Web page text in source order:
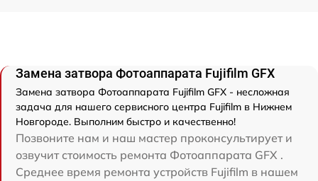
Замена затвора Фотоаппарата Fujifilm GFX
Замена затвора Фотоаппарата Fujifilm GFX - несложная
задача для нашего сервисного центра Fujifilm в Нижнем
Новгороде. Выполним быстро и качественно!
Позвоните нам и наш мастер проконсультирует и
озвучит стоимость ремонта Фотоаппарата GFX .
Среднее время ремонта устройств Fujifilm в нашем